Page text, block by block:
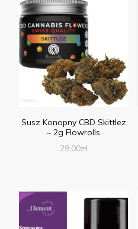
Susz Konopny CBD Skittlez
– 2g Flowrolls
29,00zł